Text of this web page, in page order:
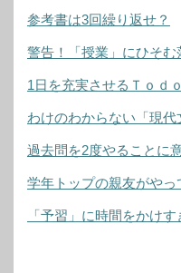
参考書は3回繰り返せ？
警告！「授業」にひそむ
1日を充実させるＴｏｄ
わけのわからない「現
過去問を2度やることに
学年トップの親友がやっ
「予習」に時間をかけす